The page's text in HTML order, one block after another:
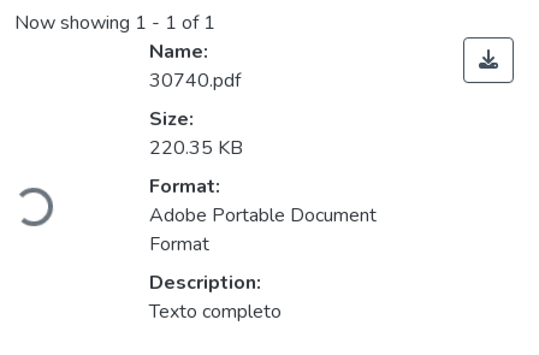
Now showing 1 - 1 of 1
Loading...
Name:
30740.pdf
Size:
220.35 KB
Format:
Adobe Portable Document
Format
Description:
Texto completo